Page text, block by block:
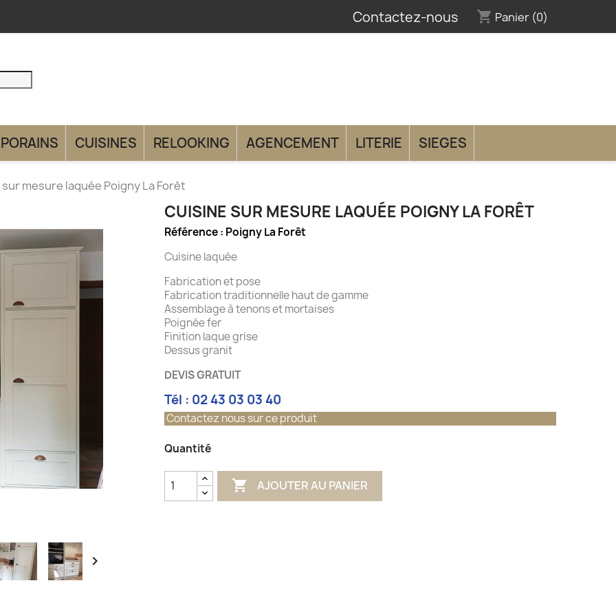
Contactez-nous shopping_cart Panier (0)
CUISINES RELOOKING AGENCEMENT LITERIE SIEGES
mesure laquée Poigny La Forêt

CUISINE SUR MESURE LAQUÉE POIGNY LA FORÊT
Référence : Poigny La Forêt
Cuisine laquée
Fabrication et pose
Fabrication traditionnelle haut de gamme
Assemblage à tenons et mortaises
Poignée fer
Finition laque grise
Dessus granit
DEVIS GRATUIT
Tél : 02 43 03 03 40
Contactez nous sur ce produit
Quantité
 AJOUTER AU PANIER